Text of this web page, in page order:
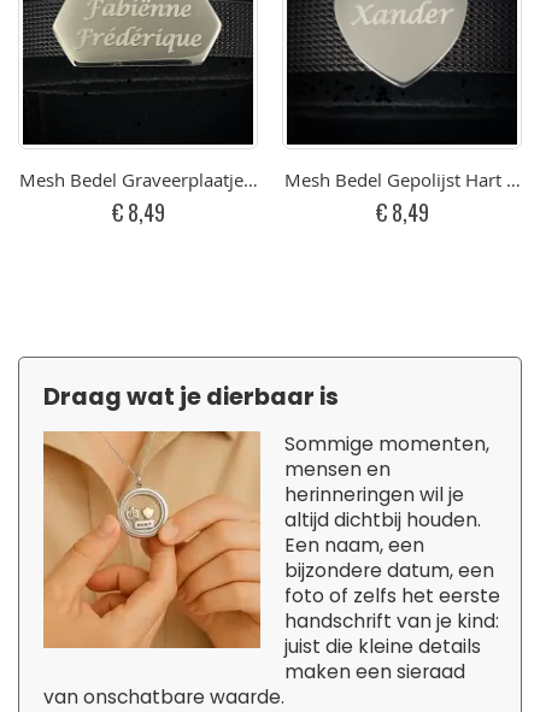
Mesh Bedel Graveerplaatje RVS
€ 8,49
Mesh Bedel Gepolijst Hart
€ 8,49
Draag wat je dierbaar is
Sommige momenten,
mensen en
herinneringen wil je
altijd dichtbij houden.
Een naam, een
bijzondere datum, een
foto of zelfs het eerste
handschrift van je kind:
juist die kleine details
maken een sieraad
van onschatbare waarde.